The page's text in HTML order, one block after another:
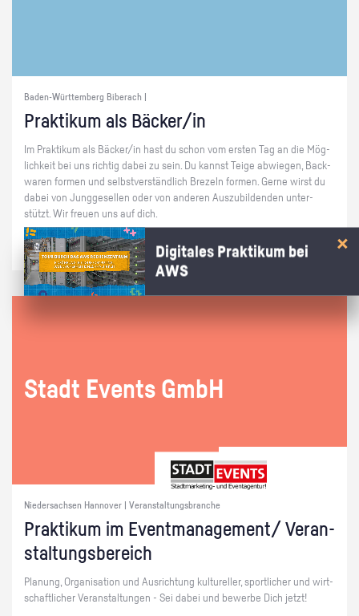
Baden-Württemberg Biberach |
Prak­ti­kum als Bä­cker/in
Im Prak­ti­kum als Bä­cker/in hast du schon vom ers­ten Tag an die Mög­
lich­keit bei uns rich­tig dabei zu sein. Du kannst Teige ab­wie­gen, Back­
wa­ren for­men und selbst­ver­ständ­lich Bre­zeln for­men. Gerne wirst du
dabei von Jung­ge­sel­len oder von an­de­ren Aus­zu­bil­den­den un­ter­
stützt. Wir freu­en uns auf dich.
Stadt Events GmbH
Niedersachsen Hannover | Veranstaltungsbranche
Prak­ti­kum im Event­ma­nage­ment/ Ver­an­
stal­tungs­be­reich
Pla­nung, Or­ga­ni­sa­ti­on und Aus­rich­tung kul­tu­rel­ler, sport­li­cher und wirt­
schaft­li­cher Ver­an­stal­tun­gen - Sei dabei und be­wer­be Dich jetzt!
Digitales Praktikum bei
AWS